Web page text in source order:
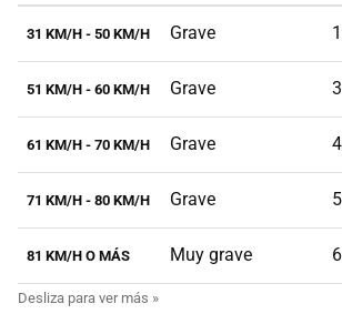
31 KM/H - 50 KM/H Grave
51 KM/H - 60 KM/H Grave
61 KM/H - 70 KM/H Grave
71 KM/H - 80 KM/H Grave
81 KM/H O MÁS Muy grave